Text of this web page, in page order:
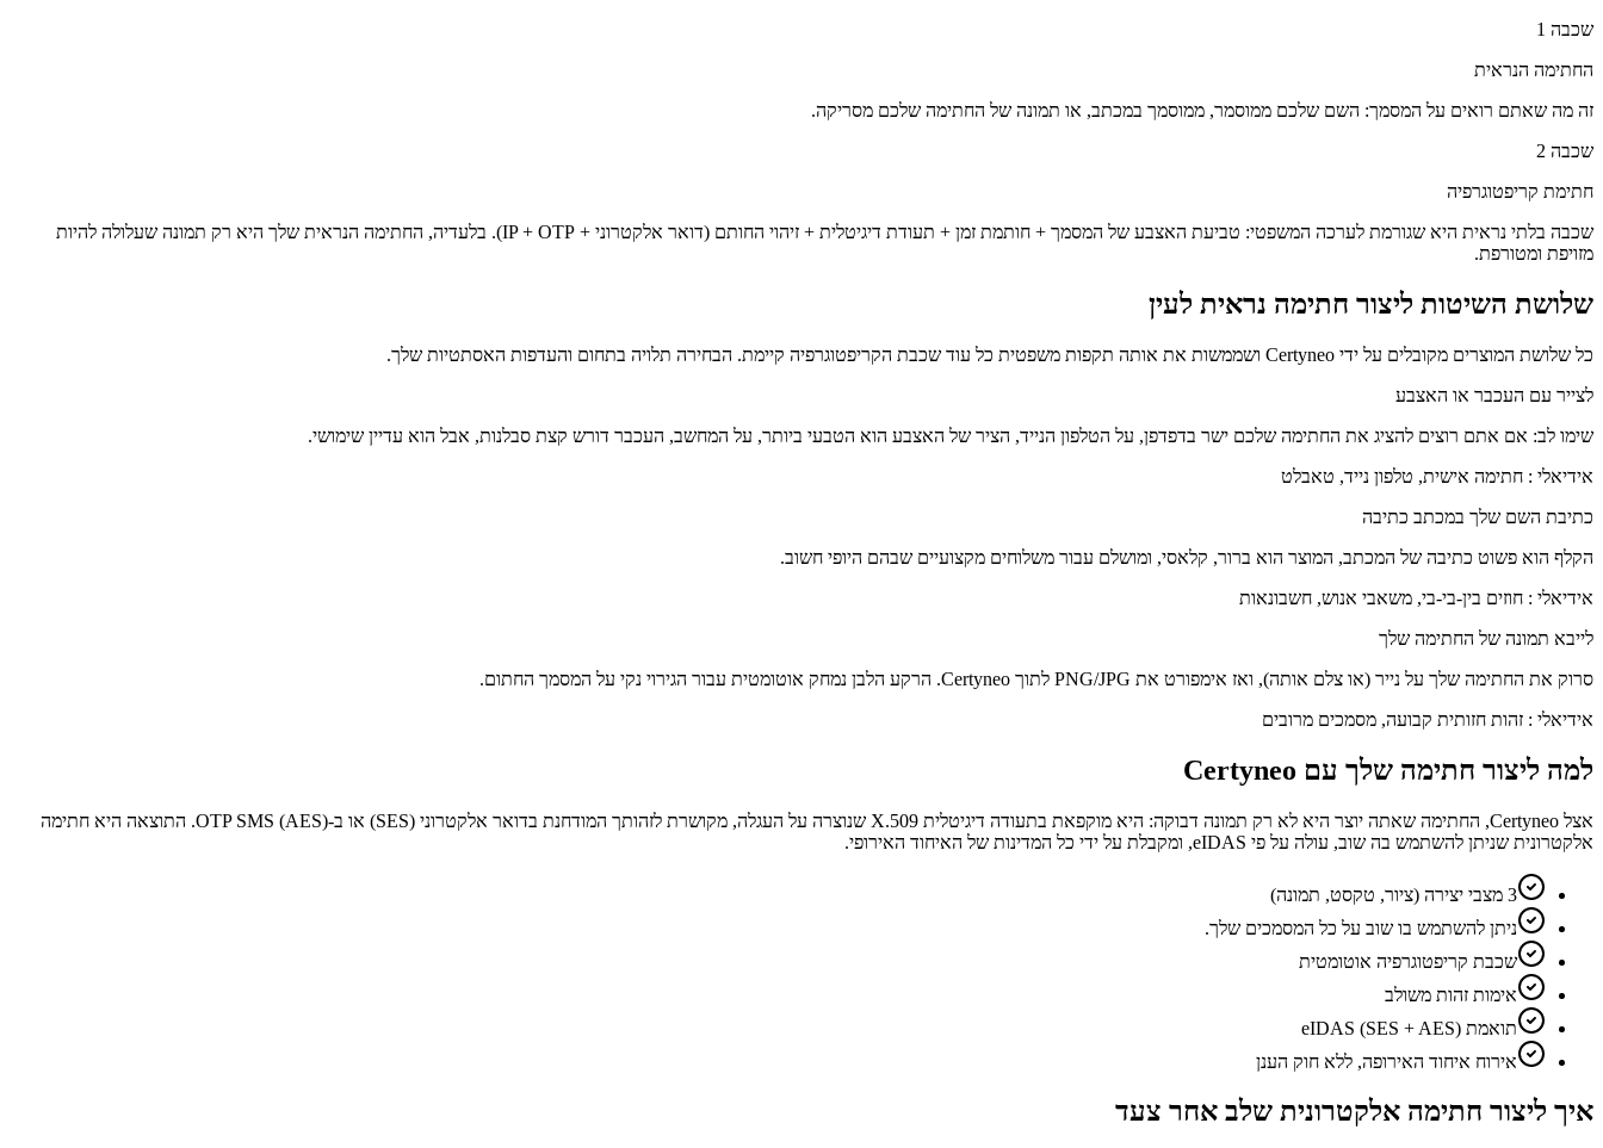
שכבה 1
החתימה הנראית
זה מה שאתם רואים על המסמך: השם שלכם ממוסמר, ממוסמך במכתב, או תמונה של החתימה שלכם מסריקה.
שכבה 2
חתימת קריפטוגרפיה
שכבה בלתי נראית היא שגורמת לערכה המשפטי: טביעת האצבע של המסמך + חותמת זמן + תעודת דיגיטלית + זיהוי החותם (דואר אלקטרוני + IP + OTP). בלעדיה, החתימה הנראית שלך היא רק תמונה שעלולה להיות
מזויפת ומטורפת.
שלושת השיטות ליצור חתימה נראית לעין
כל שלושת המוצרים מקובלים על ידי Certyneo ושממשות את אותה תקפות משפטית כל עוד שכבת הקריפטוגרפיה קיימת. הבחירה תלויה בתחום והעדפות האסתטיות שלך.
לצייר עם העכבר או האצבע
שימו לב: אם אתם רוצים להציג את החתימה שלכם ישר בדפדפן, על הטלפון הנייד, הציר של האצבע הוא הטבעי ביותר, על המחשב, העכבר דורש קצת סבלנות, אבל הוא עדיין שימושי.
אידיאלי : חתימה אישית, טלפון נייד, טאבלט
כתיבת השם שלך במכתב כתיבה
הקלף הוא פשוט כתיבה של המכתב, המוצר הוא ברור, קלאסי, ומושלם עבור משלוחים מקצועיים שבהם היופי חשוב.
אידיאלי : חוזים בין-בי-בי, משאבי אנוש, חשבונאות
לייבא תמונה של החתימה שלך
סרוק את החתימה שלך על נייר (או צלם אותה), ואז אימפורט את PNG/JPG לתוך Certyneo. הרקע הלבן נמחק אוטומטית עבור הגירוי נקי על המסמך החתום.
אידיאלי : זהות חזותית קבועה, מסמכים מרובים
למה ליצור חתימה שלך עם Certyneo
אצל Certyneo, החתימה שאתה יוצר היא לא רק תמונה דבוקה: היא מוקפאת בתעודה דיגיטלית X.509 שנוצרה על העגלה, מקושרת לזהותך המודחנת בדואר אלקטרוני (SES) או ב-OTP SMS (AES). התוצאה היא חתימה
אלקטרונית שניתן להשתמש בה שוב, עולה על פי eIDAS, ומקבלת על ידי כל המדינות של האיחוד האירופי.
3 מצבי יצירה (ציור, טקסט, תמונה)
ניתן להשתמש בו שוב על כל המסמכים שלך.
שכבת קריפטוגרפיה אוטומטית
אימות זהות משולב
תואמת eIDAS (SES + AES)
אירוח איחוד האירופה, ללא חוק הענן
איך ליצור חתימה אלקטרונית שלב אחר צעד